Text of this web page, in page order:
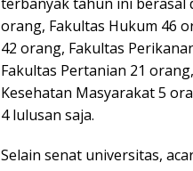
orang, Fakultas Hukum 46
42 orang, Fakultas
Fakultas Pertanian 21
Kesehatan Masyarakat 5
4 lulusan saja.
Selain senat universitas,